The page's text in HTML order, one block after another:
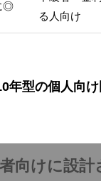
◎
る人向け
年型の個人向
向けに設計